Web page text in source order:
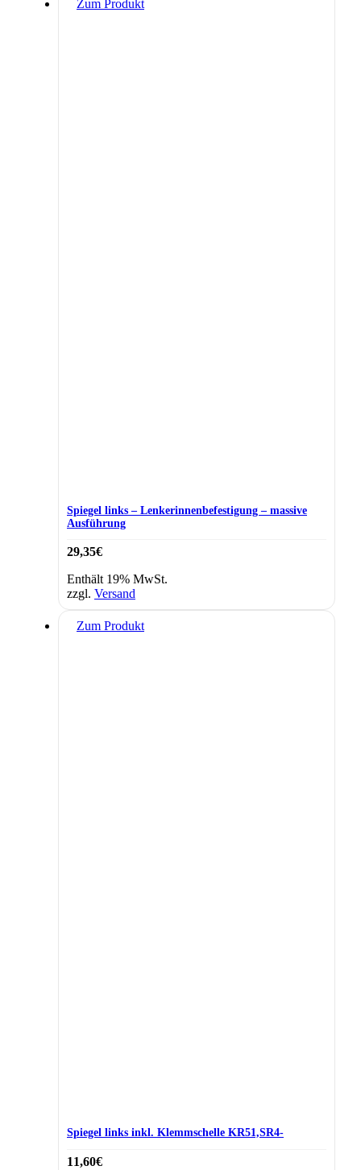
Zum Produkt
Spiegel links – Lenkerinnenbefestigung – massive
Ausführung
29,35€
Enthält 19% MwSt.
zzgl. Versand
Zum Produkt
Spiegel links inkl. Klemmschelle KR51,SR4-
11,60€